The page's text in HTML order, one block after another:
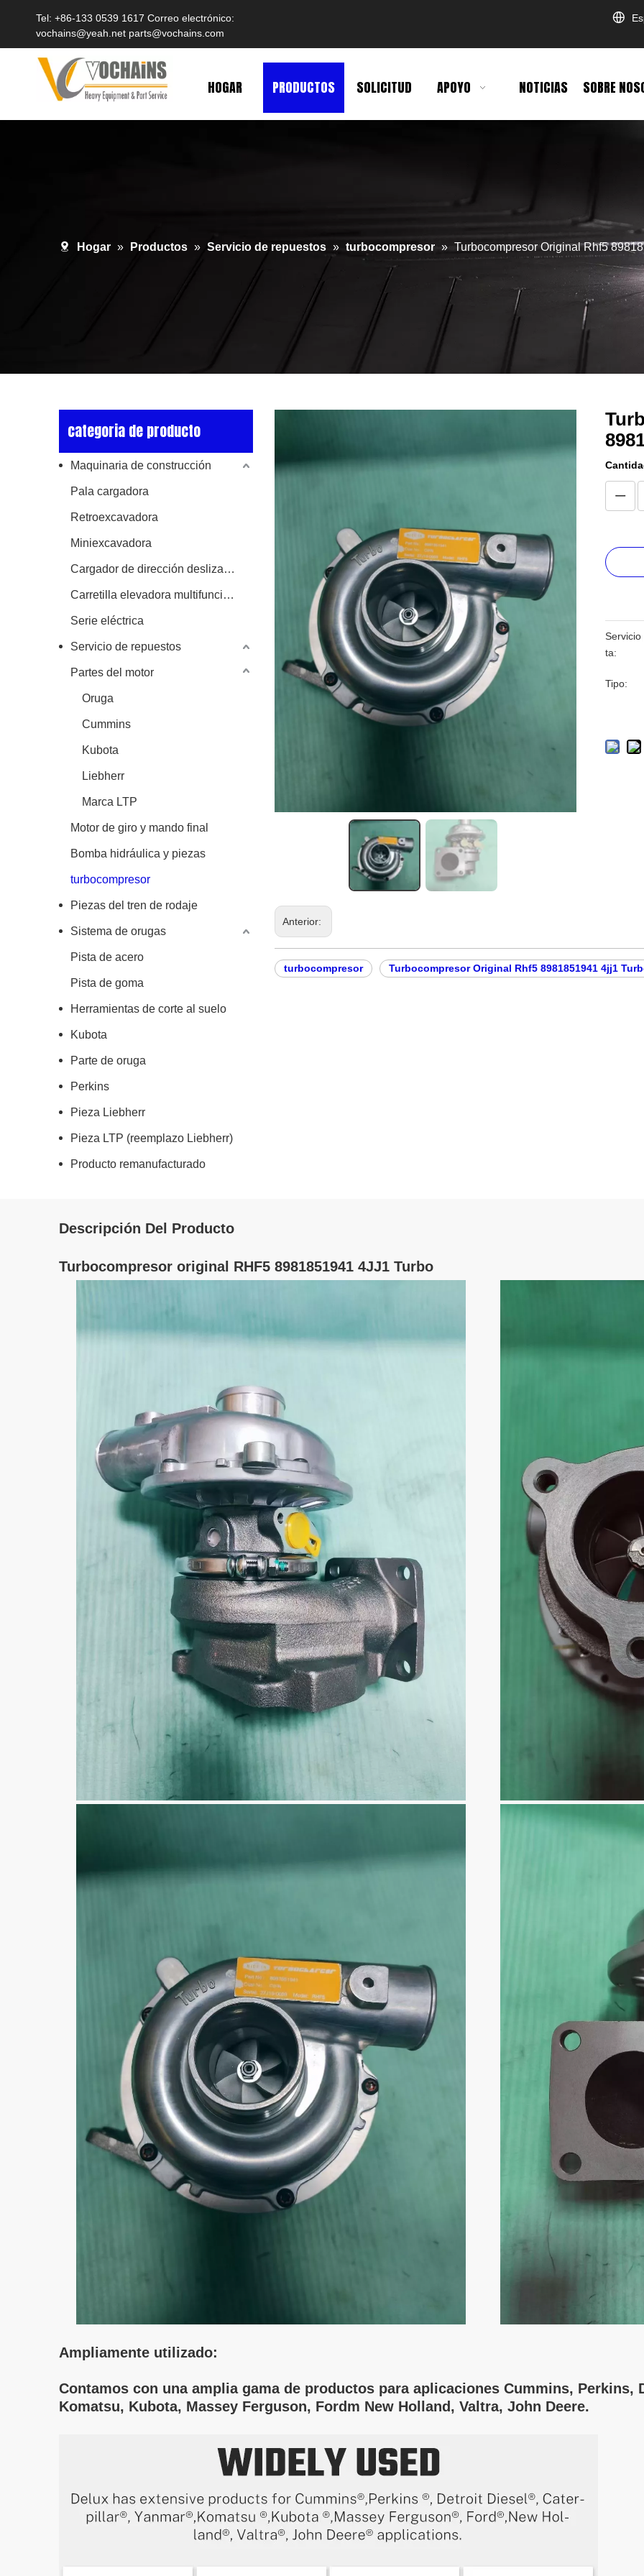
Tel: +86-133 0539 1617 Correo electrónico:
vochains@yeah.net parts@vochains.com
HOGAR PRODUCTOS SOLICITUD APOYO NOTICIAS SOBRE
Hogar » Productos » Servicio de repuestos » turbocompresor » Turbocompresor Original Rhf5
categoria de producto
Maquinaria de construcción
Pala cargadora
Retroexcavadora
Miniexcavadora
Cargador de dirección deslizante
Carretilla elevadora multifuncional
Serie eléctrica
Servicio de repuestos
Partes del motor
Oruga
Cummins
Kubota
Liebherr
Marca LTP
Motor de giro y mando final
Bomba hidráulica y piezas
turbocompresor
Piezas del tren de rodaje
Sistema de orugas
Pista de acero
Pista de goma
Herramientas de corte al suelo
Kubota
Parte de oruga
Perkins
Pieza Liebherr
Pieza LTP (reemplazo Liebherr)
Producto remanufacturado
Servicio
ta:
Tipo:
Anterior:
turbocompresor Turbocompresor Original Rhf5 8981851941 4jj1
Descripción Del Producto
Turbocompresor original RHF5 8981851941 4JJ1 Turbo
Ampliamente utilizado:
Contamos con una amplia gama de productos para aplicaciones Cummins, Perkins,
Komatsu, Kubota, Massey Ferguson, Fordm New Holland, Valtra, John Deere.